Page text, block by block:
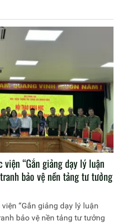
“Gắn giảng dạy lý luận
bảo vệ nền tảng tư tưởng
“Gắn giảng dạy lý luận
bảo vệ nền tảng tư tưởng